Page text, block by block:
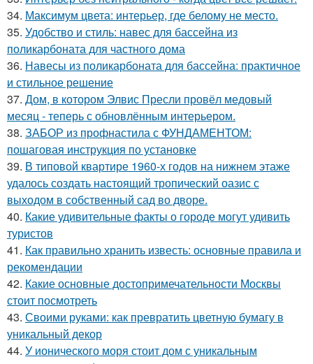
34. Максимум цвета: интерьер, где белому не место.
35. Удобство и стиль: навес для бассейна из
поликарбоната для частного дома
36. Навесы из поликарбоната для бассейна: практичное
и стильное решение
37. Дом, в котором Элвис Пресли провёл медовый
месяц - теперь с обновлённым интерьером.
38. ЗАБОР из профнастила с ФУНДАМЕНТОМ:
пошаговая инструкция по установке
39. В типовой квартире 1960-х годов на нижнем этаже
удалось создать настоящий тропический оазис с
выходом в собственный сад во дворе.
40. Какие удивительные факты о городе могут удивить
туристов
41. Как правильно хранить известь: основные правила и
рекомендации
42. Какие основные достопримечательности Москвы
стоит посмотреть
43. Своими руками: как превратить цветную бумагу в
уникальный декор
44. У ионического моря стоит дом с уникальным